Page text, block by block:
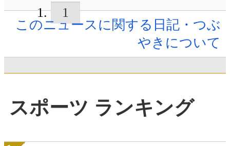
1
このニュースに関する日記・つぶ
やきについて
スポーツ ランキング